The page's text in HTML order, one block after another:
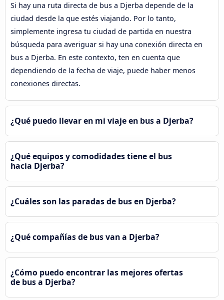
Si hay una ruta directa de bus a Djerba depende de la
ciudad desde la que estés viajando. Por lo tanto,
simplemente ingresa tu ciudad de partida en nuestra
búsqueda para averiguar si hay una conexión directa en
bus a Djerba. En este contexto, ten en cuenta que
dependiendo de la fecha de viaje, puede haber menos
conexiones directas.
¿Qué puedo llevar en mi viaje en bus a Djerba?
¿Qué equipos y comodidades tiene el bus
hacia Djerba?
¿Cuáles son las paradas de bus en Djerba?
¿Qué compañías de bus van a Djerba?
¿Cómo puedo encontrar las mejores ofertas
de bus a Djerba?